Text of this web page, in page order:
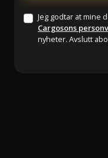
Jeg godtar at mine
Cargosons
nyheter. Avslutt